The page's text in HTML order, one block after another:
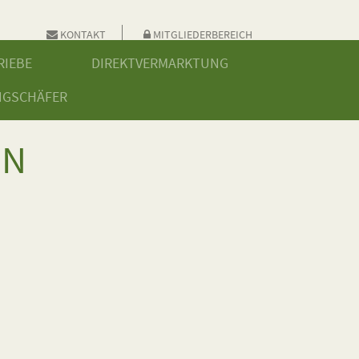
KONTAKT MITGLIEDERBEREICH
DIREKTVERMARKTUNG